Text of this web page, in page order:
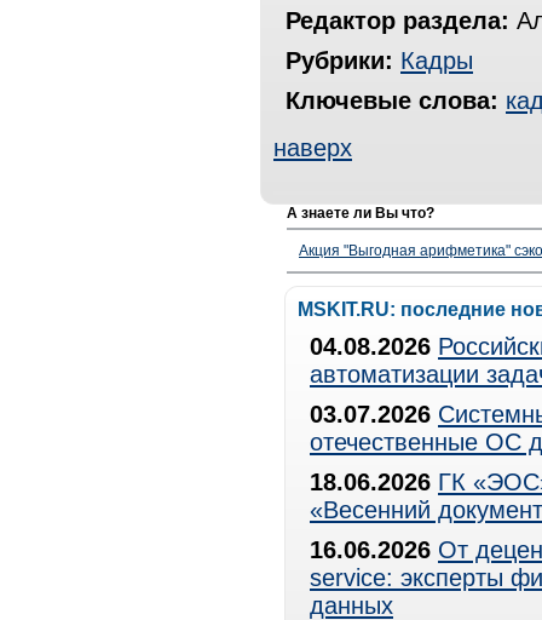
Редактор раздела:
Рубрики: Кадры
Ключевые слова:
наверх
А знаете ли Вы что?
Акция "Выгодная арифметика"
MSKIT.RU: последние
04.08.2026
автоматизации
03.07.2026
отечественные ОС
18.06.2026 ГК
«Весенний
16.06.2026 От
service: эксперты
данных